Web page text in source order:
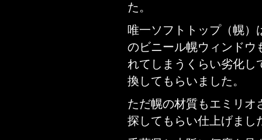
た。
唯一ソフトトップ（幌）
のビニール幌ウィンドウ
れてしまうくらい劣化し
換してもらいました。
ただ幌の材質もエミリオ
探してもらい仕上げまし